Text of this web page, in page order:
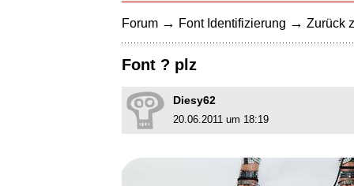
Forum → Font Identifizierung → Zurück
Font ? plz
Diesy62
20.06.2011 um 18:19